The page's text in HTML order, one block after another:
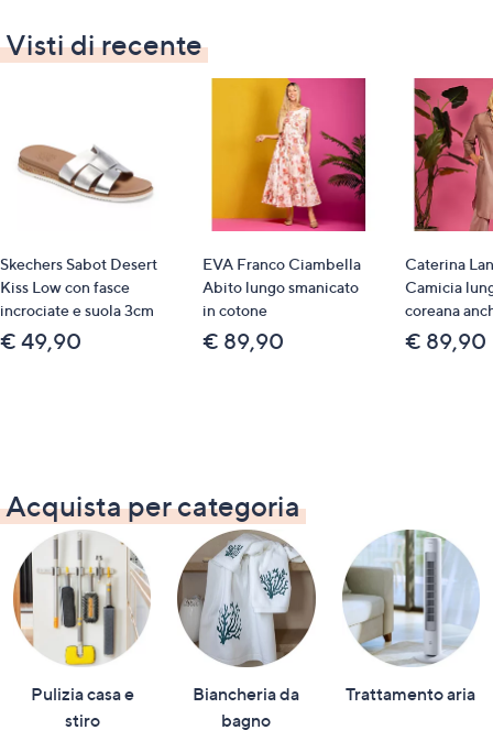
Visti di recente
Skechers Sabot Desert
Kiss Low con fasce
incrociate e suola 3cm
€ 49,90
EVA Franco Ciambella
Abito lungo smanicato
in cotone
€ 89,90
Caterina
Camicia
coreana
€ 89,90
Acquista per categoria
Pulizia casa e
stiro
Biancheria da
bagno
Trattamento aria